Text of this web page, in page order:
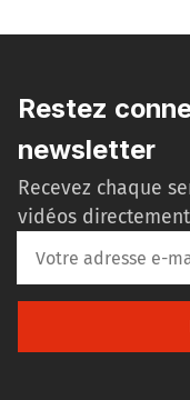
Restez
newsletter
Recevez chaque
vidéos